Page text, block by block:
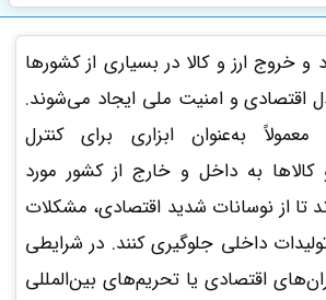
خروج ارز و کالا در بسیاری از کشورها
اقتصادی و امنیت ملی ایجاد می‌شوند.
به‌عنوان ابزاری برای کنترل
به داخل و خارج از کشور مورد
تا از نوسانات شدید اقتصادی، مشکلات
داخلی جلوگیری کنند. در شرایطی
اقتصادی یا تحریم‌های بین‌المللی